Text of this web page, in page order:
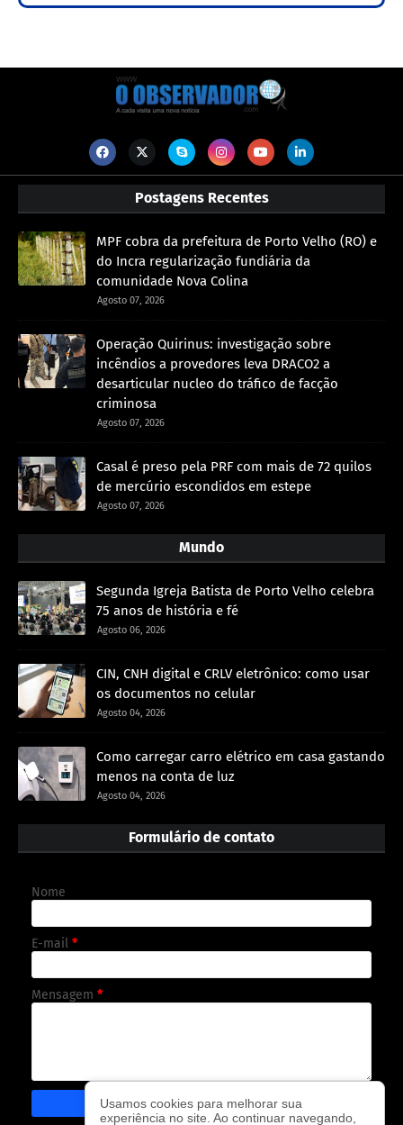
Postagens Recentes
MPF cobra da prefeitura de Porto Velho (RO) e
do Incra regularização fundiária da
comunidade Nova Colina
Agosto 07, 2026
Operação Quirinus: investigação sobre
incêndios a provedores leva DRACO2 a
desarticular nucleo do tráfico de facção
criminosa
Agosto 07, 2026
Casal é preso pela PRF com mais de 72 quilos
de mercúrio escondidos em estepe
Agosto 07, 2026
Mundo
Segunda Igreja Batista de Porto Velho celebra
75 anos de história e fé
Agosto 06, 2026
CIN, CNH digital e CRLV eletrônico: como usar
os documentos no celular
Agosto 04, 2026
Como carregar carro elétrico em casa gastando
menos na conta de luz
Agosto 04, 2026
Formulário de contato
Nome
E-mail *
Mensagem *
Usamos cookies para melhorar sua
experiência no site. Ao continuar navegando,